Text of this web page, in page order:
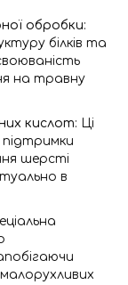
обробки:
білків та
на травну
кислот: Ці
шерсті
в